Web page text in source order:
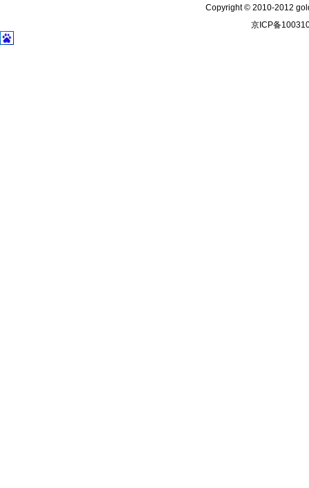
Copyright © 2010-2012
京ICP备